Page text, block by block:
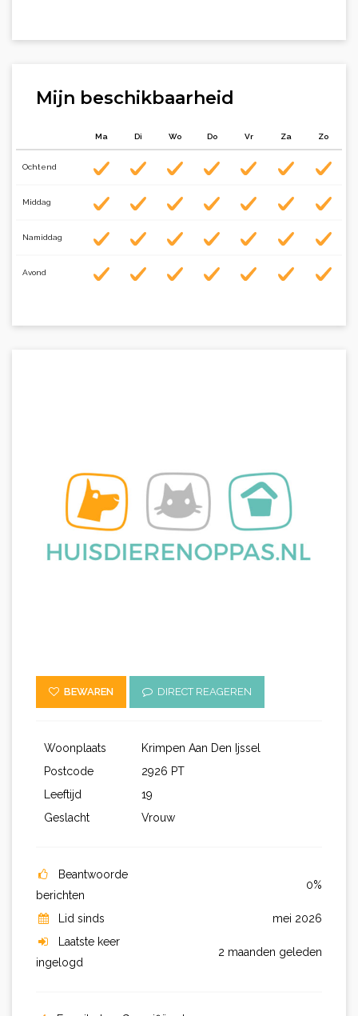
Mijn beschikbaarheid
Ma Di Wo Do Vr Za Zo
Ochtend
Middag
Namiddag
Avond
BEWAREN DIRECT REAGEREN
Woonplaats
Krimpen Aan Den Ijssel
Postcode
2926 PT
Leeftijd
19
Geslacht
Vrouw
Beantwoorde
berichten
0%
Lid sinds
mei 2026
Laatste keer
ingelogd
2 maanden geleden